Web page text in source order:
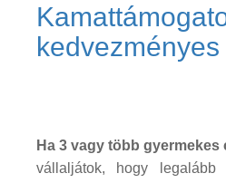
kedvezményes
Ha 3 vagy több gyermekes
vállaljátok, hogy legalább